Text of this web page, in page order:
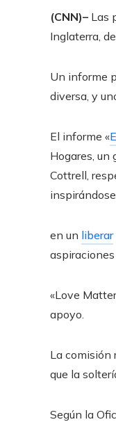
(CNN)– Las
Inglaterra,
Un informe
diversa, y
El informe «
Hogares, un
Cottrell,
en un liberar
«Love
apoyo.
La comisión
que la
Según la